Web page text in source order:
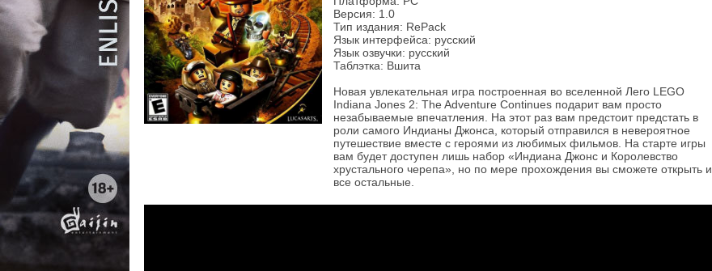
Версия: 1.0
Тип издания: RePack
Язык интерфейса: русский
Язык озвучки: русский
Таблэтка: Вшита
Новая увлекательная игра построенная во вселенной Лего LEGO
Indiana Jones 2: The Adventure Continues подарит вам просто
незабываемые впечатления. На этот раз вам предстоит предстать в
роли самого Индианы Джонса, который отправился в невероятное
путешествие вместе с героями из любимых фильмов. На старте игры
вам будет доступен лишь набор «Индиана Джонс и Королевство
хрустального черепа», но по мере прохождения вы сможете открыть и
все остальные.